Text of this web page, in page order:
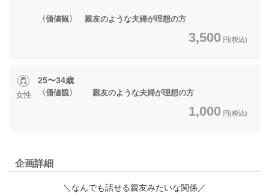
〈価値観〉 親友のような夫婦が理想の方
3,500 円(税込)
女性
25〜34歳
〈価値観〉 親友のような夫婦が理想の方
1,000 円(税込)
企画詳細
＼なんでも話せる親友みたいな関係／